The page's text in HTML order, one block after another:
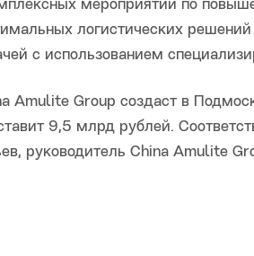
мероприятий по
логистических
с использованием
Amulite Group создаст в
9,5 млрд рублей.
руководитель China Amulite